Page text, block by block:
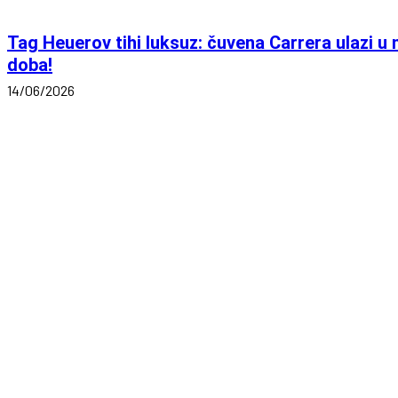
Tag Heuerov tihi luksuz: čuvena Carrera ulazi u
doba!
14/06/2026